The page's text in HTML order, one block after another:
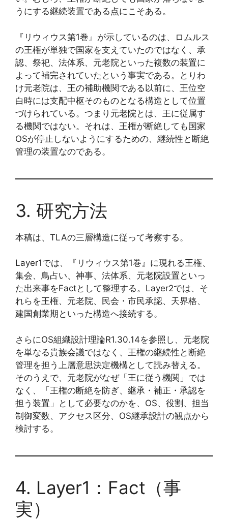
うにする継続装置である点にこそある。
『リウィウス第1巻』が示しているのは、ロムルス
の王権が単独で国家を支えていたのではなく、承
認、祭祀、法体系、元老院といった複数の装置に
よって補完されていたという事実である。とりわ
け元老院は、王の補助機関である以前に、王位空
白時には支配中枢そのものとなる構造として位置
づけられている。つまり元老院とは、王に従属す
る機関ではない。それは、王権が断絶しても国家
OSが停止しないようにするための、継続性と断絶
管理の装置なのである。
3. 研究方法
本稿は、TLAの三層構造に従って考察する。
Layer1では、『リウィウス第1巻』に現れる王権、
集会、鳥占い、神事、法体系、元老院設置といっ
た出来事をFactとして整理する。Layer2では、そ
れらを王権、元老院、民会・市民承認、天界格、
建国創業期といった構造へ接続する。
さらにOS組織設計理論R1.30.14を参照し、元老院
を単なる貴族会議ではなく、王権の継続性と断絶
管理を担う上層意思決定機構として読み替える。
そのうえで、元老院がなぜ「王に従う機関」では
なく、「王権の断絶を防ぎ、継承・補正・承認を
担う装置」として必要なのかを、OS、役割、担当
制御変数、アクセス区分、OS継承設計の観点から
検討する。
4. Layer1：Fact（事
実）